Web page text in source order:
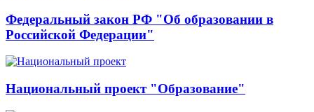
Федеральный закон РФ "Об образовании в
Российской Федерации"
Национальный проект "Образование"